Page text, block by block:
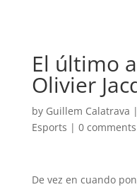
El último
Olivier
by Guillem Calatrava |
Esports | 0 comments
De vez en cuando